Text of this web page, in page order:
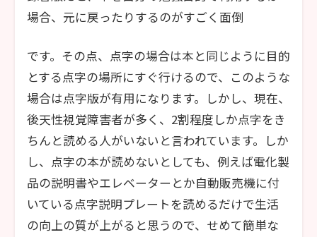
場合、元に戻ったりするのがすごく面倒
です。その点、点字の場合は本と同じように目的
とする点字の場所にすぐ行けるので、このような
場合は点字版が有用になります。しかし、現在、
後天性視覚障害者が多く、2割程度しか点字をき
ちんと読める人がいないと言われています。しか
し、点字の本が読めないとしても、例えば電化製
品の説明書やエレベーターとか自動販売機に付
いている点字説明プレートを読めるだけで生活
の向上の質が上がると思うので、せめて簡単な